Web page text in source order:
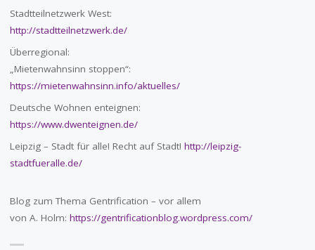
Stadtteilnetzwerk West:
http://stadtteilnetzwerk.de/
Überregional:
„Mietenwahnsinn stoppen“:
https://mietenwahnsinn.info/aktuelles/
Deutsche Wohnen enteignen:
https://www.dwenteignen.de/
Leipzig – Stadt für alle! Recht auf Stadt! http://leipzig-
stadtfueralle.de/
Blog zum Thema Gentrification – vor allem
von A. Holm: https://gentrificationblog.wordpress.com/